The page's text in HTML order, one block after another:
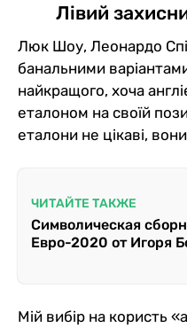
Лівий
Люк Шоу, Леонардо
банальними
найкращого, хоча
еталоном на своїй
еталони не цікаві,
ЧИТАЙТЕ ТАКЖЕ
Символическая
Евро-2020 от Игоря
Мій вибір на користь